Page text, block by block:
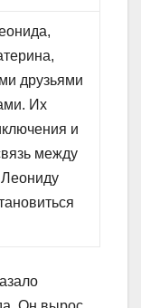
друзьями
Их
и
между